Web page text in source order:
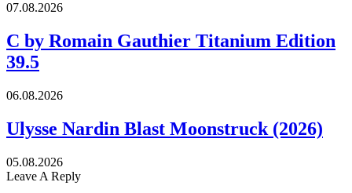
07.08.2026
C by Romain Gauthier Titanium Edition
39.5
06.08.2026
Ulysse Nardin Blast Moonstruck (2026)
05.08.2026
Leave A Reply